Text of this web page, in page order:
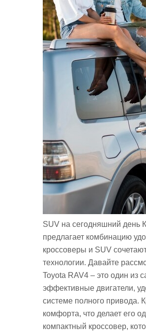
SUV на сегодняшний день
предлагает комбинацию
кроссоверы и SUV
технологии. Давайте
Toyota RAV4 – это один из
эффективные двигатели,
системе полного привода.
комфорта, что делает его
компактный кроссовер,